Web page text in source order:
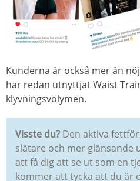
Kunderna är också mer än
har redan utnyttjat Waist
klyvningsvolymen.
Visste du? Den aktiva
slätare och mer glänsande
att få dig att se ut som en
kommer att tycka att du är